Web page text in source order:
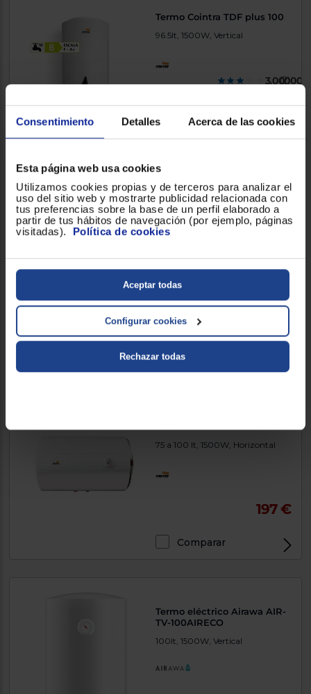
Consentimiento Detalles Acerca de las cookies
Esta página web usa cookies
Utilizamos cookies propias y de terceros para analizar el
uso del sitio web y mostrarte publicidad relacionada con
tus preferencias sobre la base de un perfil elaborado a
partir de tus hábitos de navegación (por ejemplo, páginas
visitadas). Política de cookies
Aceptar todas
Configurar cookies
Rechazar todas
Termo Cointra TDF plus 100
96.5lt, 1500W, Vertical
(2)
202 €
Envío gratis
Termo Eléctrico Teka SMART
EWH 50 VE-D
165 €
18037
75 a 100 lt, 1500W, Horizontal
197 €
Comparar
Termo eléctrico Airawa AIR-
TV-100AIRECO
100lt, 1500W, Vertical